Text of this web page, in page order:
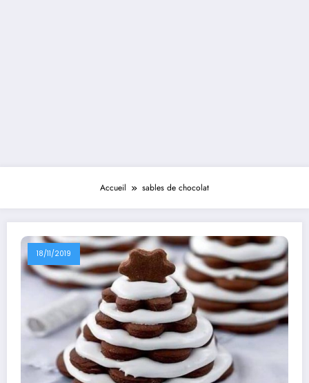
Accueil sables de chocolat
18/11/2019